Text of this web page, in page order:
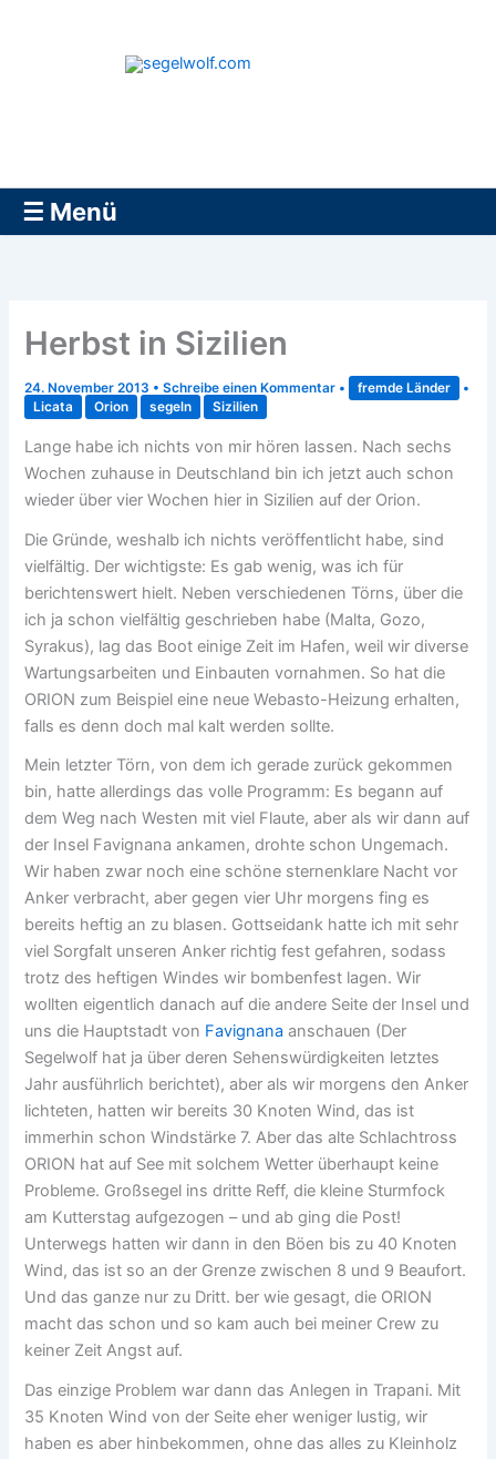
☰ Menü
Herbst in Sizilien
24. November 2013 •Schreibe einen Kommentar • fremde Länder
•
Licata
Orion segeln Sizilien
Lange habe ich nichts von mir hören lassen. Nach sechs
Wochen zuhause in Deutschland bin ich jetzt auch schon
wieder über vier Wochen hier in Sizilien auf der Orion.
Die Gründe, weshalb ich nichts veröffentlicht habe, sind
vielfältig. Der wichtigste: Es gab wenig, was ich für
berichtenswert hielt. Neben verschiedenen Törns, über die
ich ja schon vielfältig geschrieben habe (Malta, Gozo,
Syrakus), lag das Boot einige Zeit im Hafen, weil wir diverse
Wartungsarbeiten und Einbauten vornahmen. So hat die
ORION zum Beispiel eine neue Webasto-Heizung erhalten,
falls es denn doch mal kalt werden sollte.
Mein letzter Törn, von dem ich gerade zurück gekommen
bin, hatte allerdings das volle Programm: Es begann auf
dem Weg nach Westen mit viel Flaute, aber als wir dann auf
der Insel Favignana ankamen, drohte schon Ungemach.
Wir haben zwar noch eine schöne sternenklare Nacht vor
Anker verbracht, aber gegen vier Uhr morgens fing es
bereits heftig an zu blasen. Gottseidank hatte ich mit sehr
viel Sorgfalt unseren Anker richtig fest gefahren, sodass
trotz des heftigen Windes wir bombenfest lagen. Wir
wollten eigentlich danach auf die andere Seite der Insel und
uns die Hauptstadt von Favignana anschauen (Der
Segelwolf hat ja über deren Sehenswürdigkeiten letztes
Jahr ausführlich berichtet), aber als wir morgens den Anker
lichteten, hatten wir bereits 30 Knoten Wind, das ist
immerhin schon Windstärke 7. Aber das alte Schlachtross
ORION hat auf See mit solchem Wetter überhaupt keine
Probleme. Großsegel ins dritte Reff, die kleine Sturmfock
am Kutterstag aufgezogen – und ab ging die Post!
Unterwegs hatten wir dann in den Böen bis zu 40 Knoten
Wind, das ist so an der Grenze zwischen 8 und 9 Beaufort.
Und das ganze nur zu Dritt. ber wie gesagt, die ORION
macht das schon und so kam auch bei meiner Crew zu
keiner Zeit Angst auf.
Das einzige Problem war dann das Anlegen in Trapani. Mit
35 Knoten Wind von der Seite eher weniger lustig, wir
haben es aber hinbekommen, ohne das alles zu Kleinholz